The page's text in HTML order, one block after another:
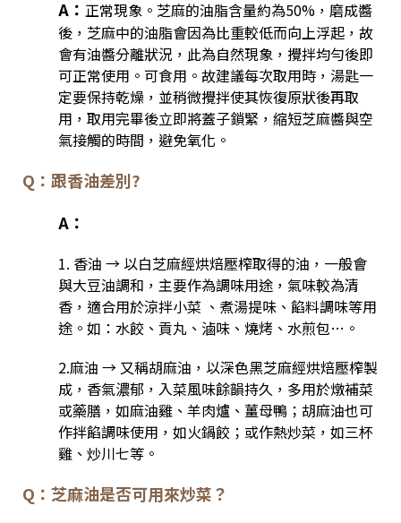
A： 正常現象。芝麻的油脂含量約為50%，磨成醬
後，芝麻中的油脂會因為比重較低而向上浮起，故
會有油醬分離狀況，此為自然現象，攪拌均勻後即
可正常使用。可食用。故建議每次取用時，湯匙一
定要保持乾燥，並稍微攪拌使其恢復原狀後再取
用，取用完畢後立即將蓋子鎖緊，縮短芝麻醬與空
氣接觸的時間，避免氧化。
Q：跟香油差別?
A：
1. 香油 → 以白芝麻經烘焙壓榨取得的油，一般會
與大豆油調和，主要作為調味用途，氣味較為清
香，適合用於涼拌小菜 、煮湯提味、餡料調味等用
途。 如：水餃、貢丸、滷味、燒烤、水煎包…。
2.麻油 → 又稱胡麻油，以深色黑芝麻經烘焙壓榨製
成，香氣濃郁，入菜風味餘韻持久，多用於燉補菜
或藥膳，如麻油雞、羊肉爐、薑母鴨；胡麻油也可
作拌餡調味使用，如火鍋餃；或作熱炒菜，如三杯
雞、炒川七等。
Q：芝麻油是否可用來炒菜？